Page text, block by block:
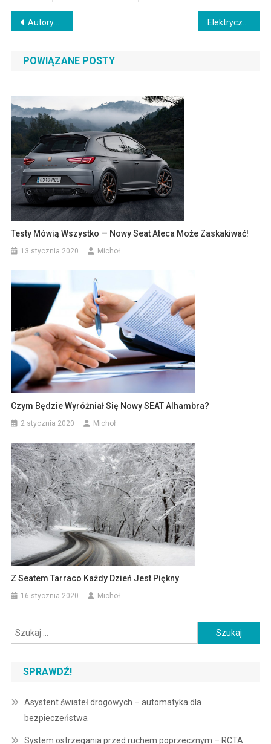
Nawigacja
wpisu
Autoryzowany salon seat poleca Wieliczkę!
POWIĄZANE POSTY
Testy Mówią Wszystko — Nowy Seat Ateca Może Zaskakiwać!
13 stycznia 2020 Michoł
Czym Będzie Wyróżniał Się Nowy SEAT Alhambra?
2 stycznia 2020 Michoł
Z Seatem Tarraco Każdy Dzień Jest Piękny
16 stycznia 2020 Michoł
Szukaj:
SPRAWDŹ!
Asystent świateł drogowych – automatyka dla
bezpieczeństwa
System ostrzegania przed ruchem poprzecznym – RCTA